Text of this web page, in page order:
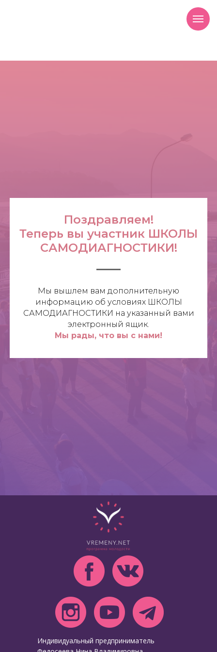
Поздравляем!
Теперь вы участник ШКОЛЫ
САМОДИАГНОСТИКИ!
Мы вышлем вам дополнительную
информацию об условиях ШКОЛЫ
САМОДИАГНОСТИКИ на указанный вами
электронный ящик.
Мы рады, что вы с нами!
Индивидуальный предприниматель